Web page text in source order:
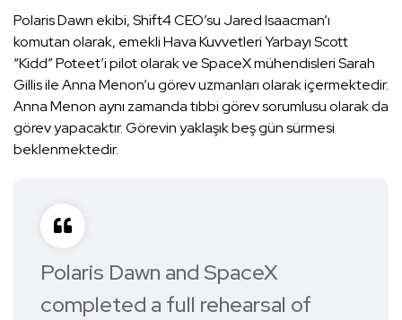
Polaris Dawn ekibi, Shift4 CEO’su Jared Isaacman’ı
komutan olarak, emekli Hava Kuvvetleri Yarbayı Scott
“Kidd” Poteet’i pilot olarak ve SpaceX mühendisleri Sarah
Gillis ile Anna Menon’u görev uzmanları olarak içermektedir.
Anna Menon aynı zamanda tıbbi görev sorumlusu olarak da
görev yapacaktır. Görevin yaklaşık beş gün sürmesi
beklenmektedir.
Polaris Dawn and SpaceX
completed a full rehearsal of